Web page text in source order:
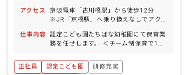
た場合は、代休を設けます。 ■夏期休暇
（4日） ■年末年始（12/28～1/4） ■有
給休暇（法定通りに付与／取得率80％／
5日以上の連休取得は応相談） ■慶弔休
もに100％） ■介護・看護休暇 ※いずれ
の休日・休暇も就業規則による。
アクセス
京阪電車「古川橋駅」から徒歩12分
※JR「京橋駅」へ乗り換えなしでアクセ
OK（駐車場完備）、マイカー通勤は応
相談。
仕事内容 認定こども園たちばな幼稚園にて保育業
務を任せします。 ＜チーム制保育で1人
ではなく、リーダー・サブリーダー・サ
ポーターの3人で構成されたチーム制で
正社員 認定こども園
研修充実